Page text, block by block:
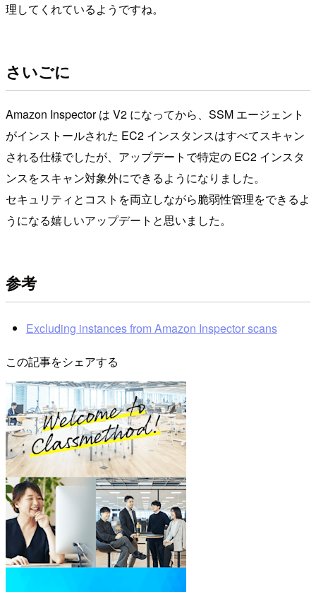
理してくれているようですね。
さいごに
Amazon Inspector は V2 になってから、SSM エージェント
がインストールされた EC2 インスタンスはすべてスキャン
される仕様でしたが、アップデートで特定の EC2 インスタ
ンスをスキャン対象外にできるようになりました。
セキュリティとコストを両立しながら脆弱性管理をできるよ
うになる嬉しいアップデートと思いました。
参考
Excluding instances from Amazon Inspector scans
この記事をシェアする